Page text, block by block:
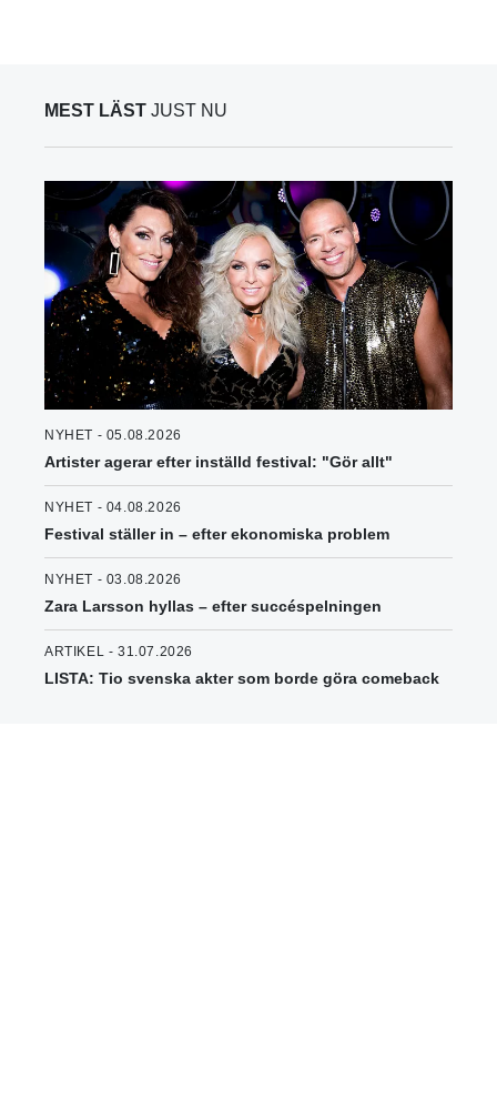
MEST LÄST JUST NU
NYHET - 05.08.2026
Artister agerar efter inställd festival: "Gör allt"
NYHET - 04.08.2026
Festival ställer in – efter ekonomiska problem
NYHET - 03.08.2026
Zara Larsson hyllas – efter succéspelningen
ARTIKEL - 31.07.2026
LISTA: Tio svenska akter som borde göra comeback